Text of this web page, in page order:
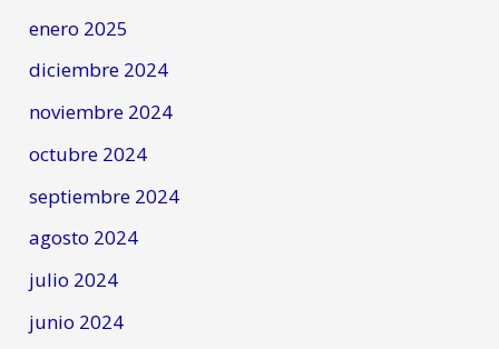
enero 2025
diciembre 2024
noviembre 2024
octubre 2024
septiembre 2024
agosto 2024
julio 2024
junio 2024